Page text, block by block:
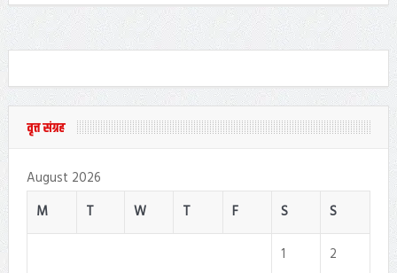
वृत्त संग्रह
August 2026
M
T W T F S
S
1
2